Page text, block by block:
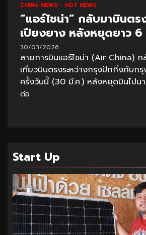
CHINA NEWS HOT NEWS
“แอร์ไชน่า” กลับมาบินต
เปียงยาง หลังหยุดยาว 6
30/03/2026
สายการบินแอร์ไชน่า (Air China) ก
เที่ยวบินตรงระหว่างกรุงปักกิ่งกับก
ครั้งวันนี้ (30 มี.ค.) หลังหยุดบินไปน
ต่อ
Start Up